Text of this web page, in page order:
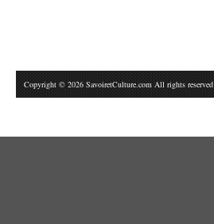
Copyright © 2026 SavoiretCulture.com All rights reserved